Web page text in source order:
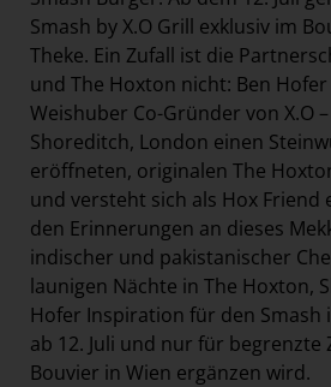
Smash by X.O Grill exklusiv im
Theke. Ein Zufall ist die
und The Hoxton nicht: Ben
Weishuber Co-Gründer von X.O
Shoreditch, London einen
eröffneten, originalen The
und versteht sich als Hox Friend
den Erinnerungen an dieses
indischer und pakistanischer
launigen Nächte in The Hoxton,
Hofer Inspiration für den Smash
ab 12. Juli und nur für begrenzte
Bouvier in Wien ergänzen wird.